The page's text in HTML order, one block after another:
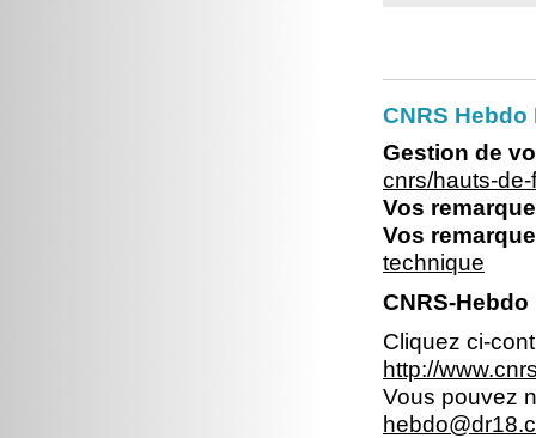
CNRS
Gestion de
cnrs/hauts-
Vos
Vos
technique
CNRS-
Cliquez ci-
http://
Vous pouvez